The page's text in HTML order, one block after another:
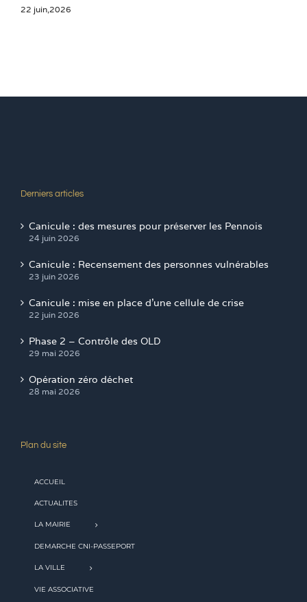
22 juin,2026
Derniers articles
Canicule : des mesures pour préserver les Pennois
24 juin 2026
Canicule : Recensement des personnes vulnérables
23 juin 2026
Canicule : mise en place d’une cellule de crise
22 juin 2026
Phase 2 – Contrôle des OLD
29 mai 2026
Opération zéro déchet
28 mai 2026
Plan du site
ACCUEIL
ACTUALITES
LA MAIRIE
DEMARCHE CNI-PASSEPORT
LA VILLE
VIE ASSOCIATIVE